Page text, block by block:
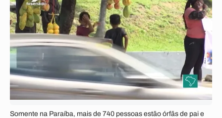
Somente na Paraíba, mais de 740 pessoas estão órfãs de pai e